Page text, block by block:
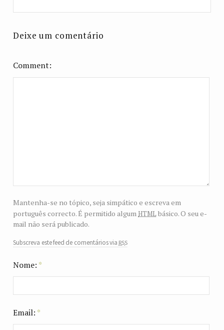
Deixe um comentário
Comment
Mantenha-se no tópico, seja simpático e escreva em
português correcto. É permitido algum htmlbásico. O seu e-
mail não será publicado.
Subscreva este feed de comentários via rss
Nome: *
Email: *